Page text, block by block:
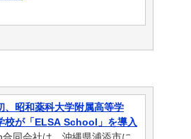
、昭和薬科大学附属高等学
校が「ELSA School」を導入
合同会社は、沖縄県浦添市に